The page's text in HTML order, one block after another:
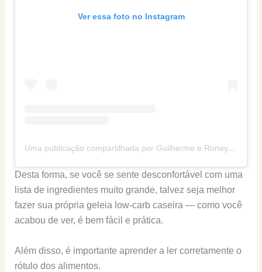
Ver essa foto no Instagram
Uma publicação compartilhada por Guilherme e Roney (@senhortanquinho)
Desta forma, se você se sente desconfortável com uma
lista de ingredientes muito grande, talvez seja melhor
fazer sua própria geleia low-carb caseira — como você
acabou de ver, é bem fácil e prática.
Além disso, é importante aprender a ler corretamente o
rótulo dos alimentos.